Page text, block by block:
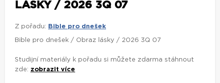
LÁSKY / 2026 3Q 07
Z pořadu: Bible pro dnešek
Bible pro dnešek / Obraz lásky / 2026 3Q 07
Studijní materiály k pořadu si můžete zdarma stáhnout
zde: zobrazit více